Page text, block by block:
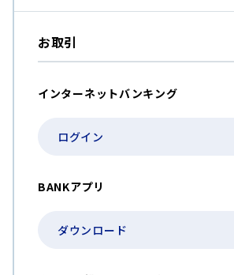
お取引
インターネットバンキング
ログイン
BANKアプリ
ダウンロード